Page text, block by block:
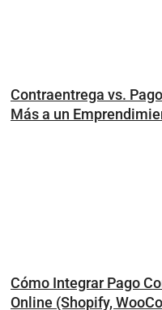
Contraentrega vs.
Más a un
Cómo Integrar Pago
Online (Shopify,